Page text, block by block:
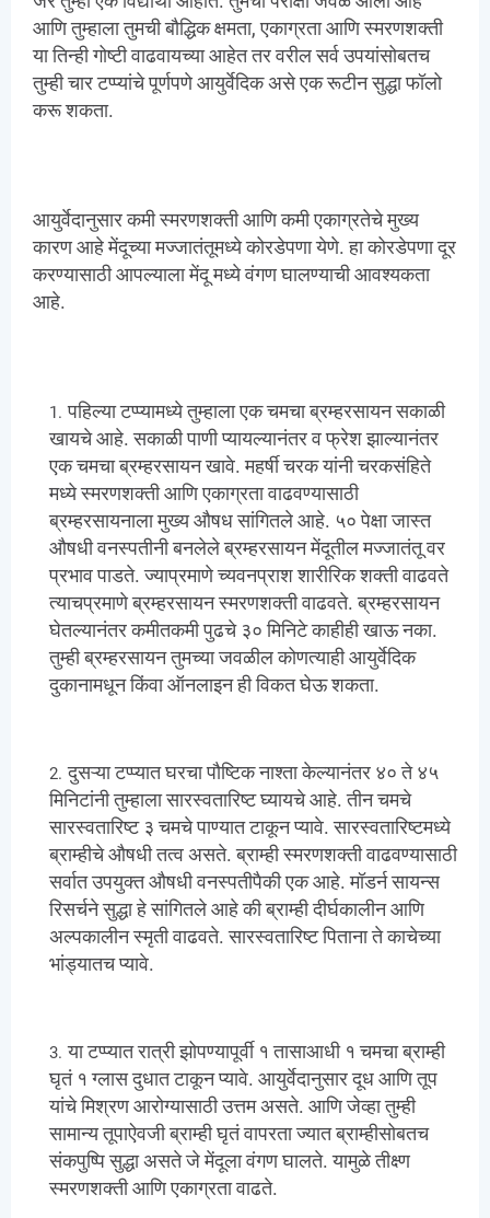
आणि तुम्हाला तुमची बौद्धिक क्षमता, एकाग्रता आणि स्मरणशक्ती
या तिन्ही गोष्टी वाढवायच्या आहेत तर वरील सर्व उपयांसोबतच
तुम्ही चार टप्प्यांचे पूर्णपणे आयुर्वेदिक असे एक रूटीन सुद्धा फॉलो
करू शकता.
आयुर्वेदानुसार कमी स्मरणशक्ती आणि कमी एकाग्रतेचे मुख्य
कारण आहे मेंदूच्या मज्जातंतूमध्ये कोरडेपणा येणे. हा कोरडेपणा दूर
करण्यासाठी आपल्याला मेंदू मध्ये वंगण घालण्याची आवश्यकता
आहे.
पहिल्या टप्प्यामध्ये तुम्हाला एक चमचा ब्रम्हरसायन सकाळी
खायचे आहे. सकाळी पाणी प्यायल्यानंतर व फ्रेश झाल्यानंतर
एक चमचा ब्रम्हरसायन खावे. महर्षी चरक यांनी चरकसंहिते
मध्ये स्मरणशक्ती आणि एकाग्रता वाढवण्यासाठी
ब्रम्हरसायनाला मुख्य औषध सांगितले आहे. ५० पेक्षा जास्त
औषधी वनस्पतीनी बनलेले ब्रम्हरसायन मेंदूतील मज्जातंतू वर
प्रभाव पाडते. ज्याप्रमाणे च्यवनप्राश शारीरिक शक्ती वाढवते
त्याचप्रमाणे ब्रम्हरसायन स्मरणशक्ती वाढवते. ब्रम्हरसायन
घेतल्यानंतर कमीतकमी पुढचे ३० मिनिटे काहीही खाऊ नका.
तुम्ही ब्रम्हरसायन तुमच्या जवळील कोणत्याही आयुर्वेदिक
दुकानामधून किंवा ऑनलाइन ही विकत घेऊ शकता.
दुसऱ्या टप्प्यात घरचा पौष्टिक नाश्ता केल्यानंतर ४० ते ४५
मिनिटांनी तुम्हाला सारस्वतारिष्ट घ्यायचे आहे. तीन चमचे
सारस्वतारिष्ट ३ चमचे पाण्यात टाकून प्यावे. सारस्वतारिष्टमध्ये
ब्राम्हीचे औषधी तत्व असते. ब्राम्ही स्मरणशक्ती वाढवण्यासाठी
सर्वात उपयुक्त औषधी वनस्पतीपैकी एक आहे. मॉडर्न सायन्स
रिसर्चने सुद्धा हे सांगितले आहे की ब्राम्ही दीर्घकालीन आणि
अल्पकालीन स्मृती वाढवते. सारस्वतारिष्ट पिताना ते काचेच्या
भांड्यातच प्यावे.
या टप्प्यात रात्री झोपण्यापूर्वी १ तासाआधी १ चमचा ब्राम्ही
घृतं १ ग्लास दुधात टाकून प्यावे. आयुर्वेदानुसार दूध आणि तूप
यांचे मिश्रण आरोग्यासाठी उत्तम असते. आणि जेव्हा तुम्ही
सामान्य तूपाऐवजी ब्राम्ही घृतं वापरता ज्यात ब्राम्हीसोबतच
संकपुष्पि सुद्धा असते जे मेंदूला वंगण घालते. यामुळे तीक्ष्ण
स्मरणशक्ती आणि एकाग्रता वाढते.